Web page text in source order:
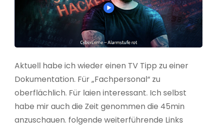
Aktuell habe ich wieder einen TV Tipp zu einer
Dokumentation. Für „Fachpersonal“ zu
oberflächlich. Für laien interessant. Ich selbst
habe mir auch die Zeit genommen die 45min
anzuschauen. folgende weiterführende Links